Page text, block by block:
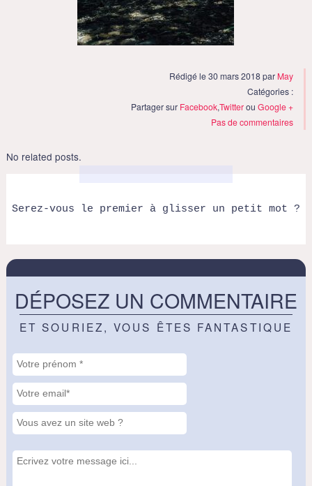
Rédigé le 30 mars 2018 par May
Catégories :
Partager sur Facebook,TwitterouGoogle +
Pas de commentaires
No related posts.
Serez-vous le premier à glisser un petit mot ?
DÉPOSEZ UN COMMENTAIRE
ET SOURIEZ, VOUS ÊTES FANTASTIQUE